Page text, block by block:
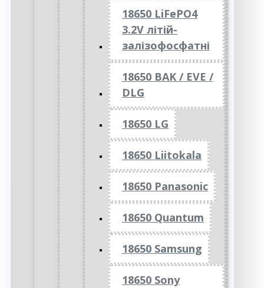
18650 LiFePO4
3.2V літій-
залізофосфатні
18650 BAK / EVE /
DLG
18650 LG
18650 Liitokala
18650 Panasonic
18650 Quantum
18650 Samsung
18650 Sony